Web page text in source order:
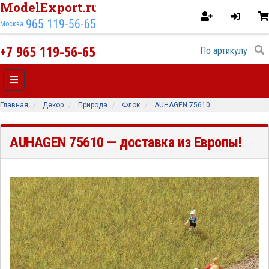
ModelExport.ru
Москва 965 119-56-65
+7 965 119-56-65
Главная Декор Природа Флок AUHAGEN 75610
AUHAGEN 75610 — доставка из Европы!